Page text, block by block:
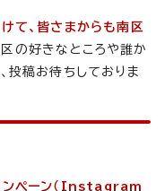
て、皆さまからも南区
の好きなところや誰か
投稿お待ちしておりま
ンペーン（Instagram